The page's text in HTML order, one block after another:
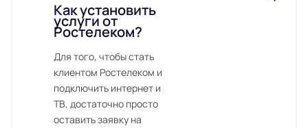
Как установить
услуги от
Ростелеком?
Для того, чтобы стать
клиентом Ростелеком и
подключить интернет и
ТВ, достаточно просто
оставить заявку на